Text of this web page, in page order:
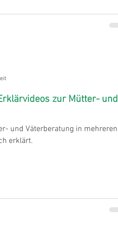
zur Mütter- und
und Väterberatung in mehreren
erklärt.